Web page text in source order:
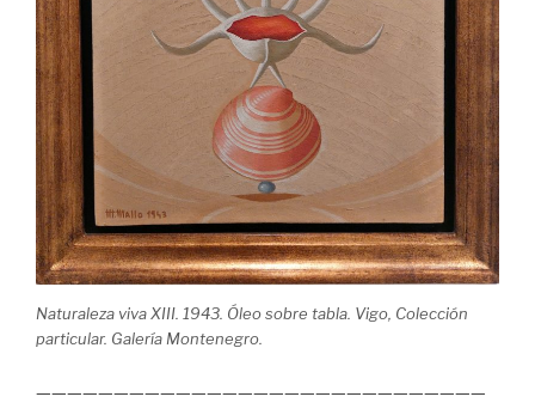
Naturaleza viva XIII. 1943. Óleo sobre tabla. Vigo, Colección
particular. Galería Montenegro.
—————————————————————————————